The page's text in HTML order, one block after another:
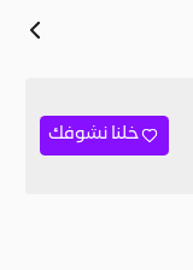
خلنا نشوفك